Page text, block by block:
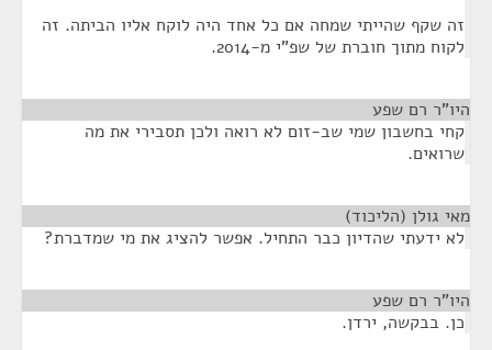
זה שקף שהייתי שמחה אם כל אחד היה לוקח אליו הביתה. זה
לקוח מתוך חוברת של שפ"י מ-2014.
היו"ר רם שפע
קחי בחשבון שמי שב-זום לא רואה ולכן תסבירי את מה
שרואים.
מאי גולן (הליכוד)
לא ידעתי שהדיון כבר התחיל. אפשר להציג את מי שמדברת?
היו"ר רם שפע
כן. בבקשה, ירדן.